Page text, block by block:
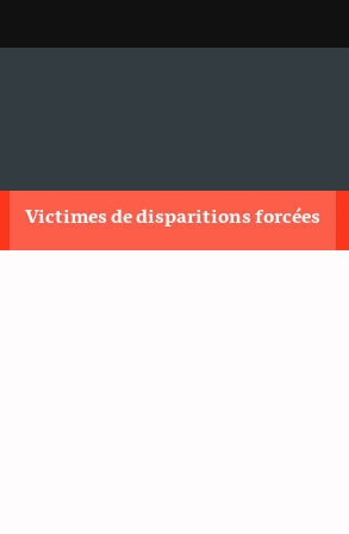
Victimes de disparitions forcées